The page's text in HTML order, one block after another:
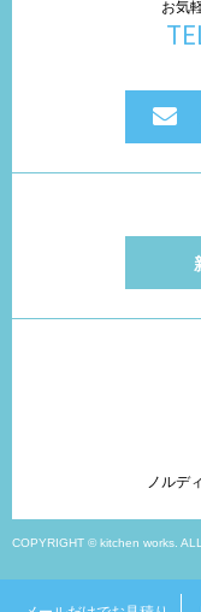
お気
ノルデ
COPYRIGHT © kitchen works.